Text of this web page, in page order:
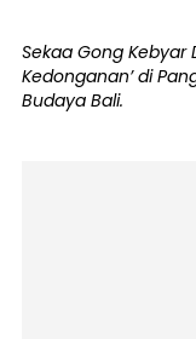
Sekaa Gong Kebyar
Kedonganan’ di
Budaya Bali.